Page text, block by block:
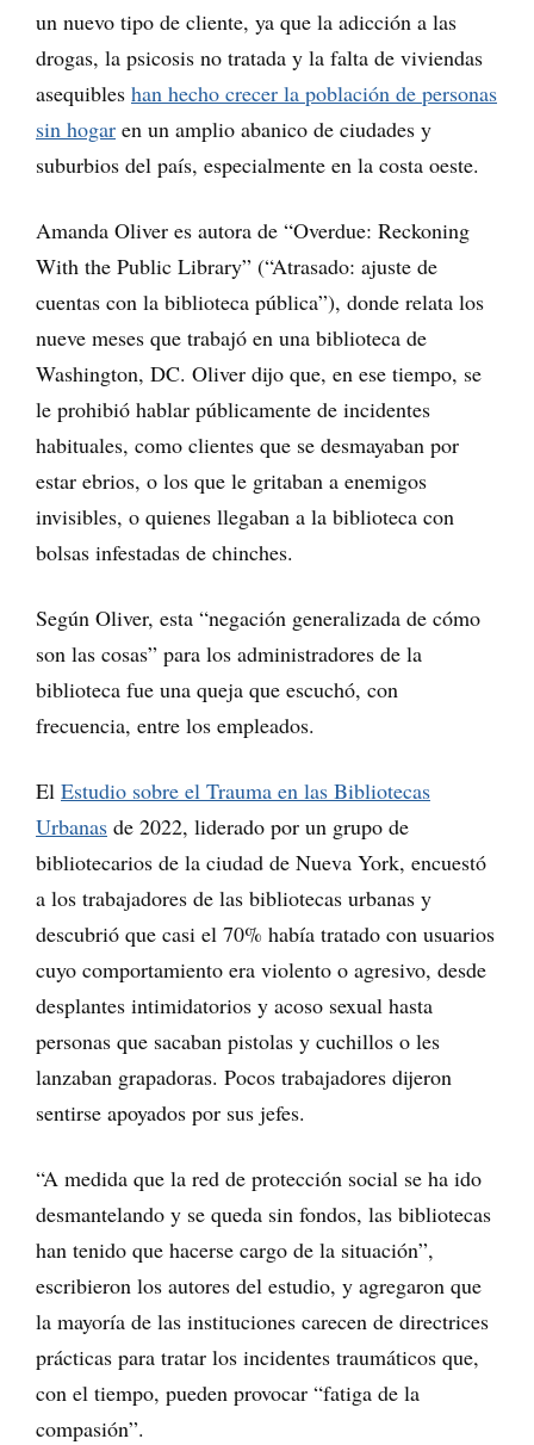
un nuevo tipo de cliente, ya que la adicción a las
drogas, la psicosis no tratada y la falta de viviendas
asequibles han hecho crecer la población de personas
sin hogar en un amplio abanico de ciudades y
suburbios del país, especialmente en la costa oeste.
Amanda Oliver es autora de “Overdue: Reckoning
With the Public Library” (“Atrasado: ajuste de
cuentas con la biblioteca pública”), donde relata los
nueve meses que trabajó en una biblioteca de
Washington, DC. Oliver dijo que, en ese tiempo, se
le prohibió hablar públicamente de incidentes
habituales, como clientes que se desmayaban por
estar ebrios, o los que le gritaban a enemigos
invisibles, o quienes llegaban a la biblioteca con
bolsas infestadas de chinches.
Según Oliver, esta “negación generalizada de cómo
son las cosas” para los administradores de la
biblioteca fue una queja que escuchó, con
frecuencia, entre los empleados.
El Estudio sobre el Trauma en las Bibliotecas
Urbanas de 2022, liderado por un grupo de
bibliotecarios de la ciudad de Nueva York, encuestó
a los trabajadores de las bibliotecas urbanas y
descubrió que casi el 70% había tratado con usuarios
cuyo comportamiento era violento o agresivo, desde
desplantes intimidatorios y acoso sexual hasta
personas que sacaban pistolas y cuchillos o les
lanzaban grapadoras. Pocos trabajadores dijeron
sentirse apoyados por sus jefes.
“A medida que la red de protección social se ha ido
desmantelando y se queda sin fondos, las bibliotecas
han tenido que hacerse cargo de la situación”,
escribieron los autores del estudio, y agregaron que
la mayoría de las instituciones carecen de directrices
prácticas para tratar los incidentes traumáticos que,
con el tiempo, pueden provocar “fatiga de la
compasión”.